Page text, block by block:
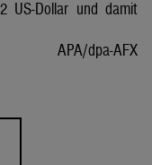
US-Dollar und damit
APA/dpa-AFX